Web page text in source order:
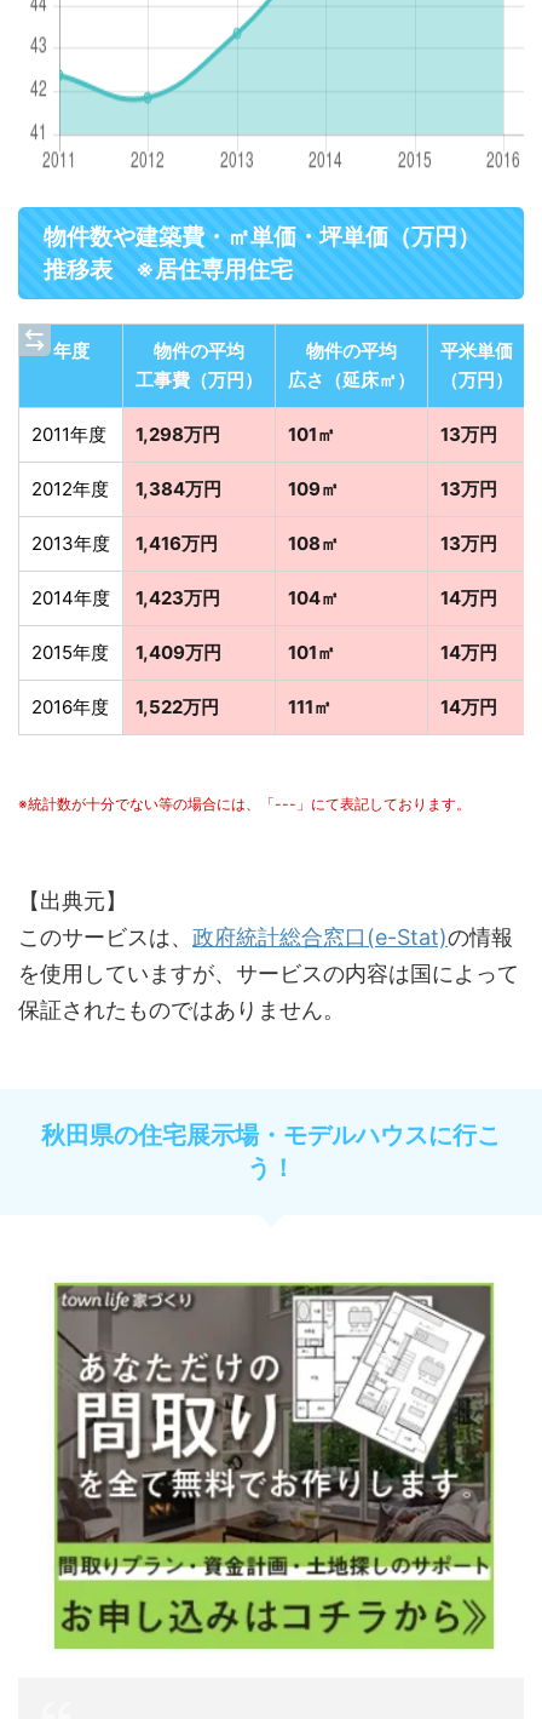
物件数や建築費・㎡単価・坪単価（万円）
推移表 ※居住専用住宅
年度
物件の平均
工事費（万円）
物件の平均
広さ（延床㎡）
平米単価
（万円）
2011年度 1,298万円 101㎡ 13万円
2012年度 1,384万円 109㎡ 13万円
2013年度 1,416万円 108㎡ 13万円
2014年度 1,423万円 104㎡ 14万円
2015年度 1,409万円 101㎡ 14万円
2016年度 1,522万円 111㎡ 14万円
※統計数が十分でない等の場合には、「---」にて表記しております。
【出典元】
このサービスは、 政府統計総合窓口(e-Stat)の情報
を使用していますが、サービスの内容は国によって
保証されたものではありません。
秋田県の住宅展示場・モデルハウスに行こ
う！